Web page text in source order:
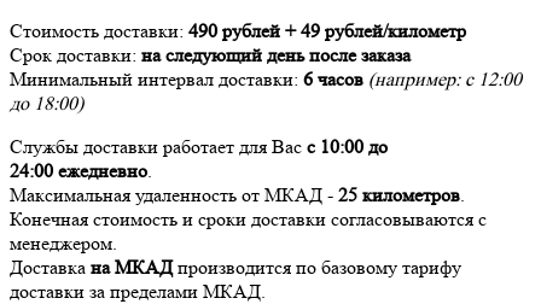
Стоимость доставки: 490 рублей + 49 рублей/километр
Срок доставки: на следующий день после заказа
Минимальный интервал доставки: 6 часов (например: с 12:00
до 18:00)
Службы доставки работает для Вас с 10:00 до
24:00 ежедневно.
Максимальная удаленность от МКАД - 25 километров.
Конечная стоимость и сроки доставки согласовываются с
менеджером.
Доставка на МКАДпроизводится по базовому тарифу
доставки за пределами МКАД.